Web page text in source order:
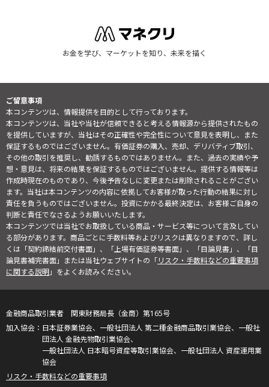
お金を学び、マーケットを知り、未来を描く
ご留意事項
本コンテンツは、情報提供を目的として行っております。
本コンテンツは、当社や当社が信頼できると考える情報源から提供されたもの
を提供していますが、当社はその正確性や完全性について意見を表明し、また
保証するものではございません。有価証券の購入、売却、デリバティブ取引、
その他の取引を推奨し、勧誘するものではありません。また、過去の実績や予
想・意見は、将来の結果を保証するものではございません。提供する情報等は
作成時現在のものであり、今後予告なしに変更または削除されることがござい
ます。当社は本コンテンツの内容に依拠してお客様が取った行動の結果に対し
責任を負うものではございません。投資にかかる最終決定は、お客様ご自身の
判断と責任でなさるようお願いいたします。
本コンテンツでは当社でお取扱している商品・サービス等について言及してい
る部分があります。商品ごとに手数料等およびリスクは異なりますので、詳し
くは「契約締結前交付書面」、「上場有価証券等書面」、「目論見書」、「目
論見書補完書面」または当社ウェブサイトの「リスク・手数料などの重要事項
に関する説明」をよくお読みください。
金融商品取引業者 関東財務局長（金商）第165号
日本証券業協会、一般社団法人 第二種金融商品取引業協会、一般社
団法人 金融先物取引業協会、
一般社団法人 日本暗号資産等取引業協会、一般社団法人 資産運用業
協会
リスク・手数料などの重要事項